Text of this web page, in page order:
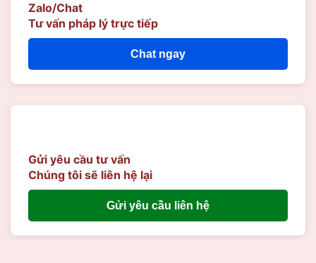
Zalo/Chat
Tư vấn pháp lý trực tiếp
Chat ngay
Gửi yêu cầu tư vấn
Chúng tôi sẽ liên hệ lại
Gửi yêu cầu liên hệ